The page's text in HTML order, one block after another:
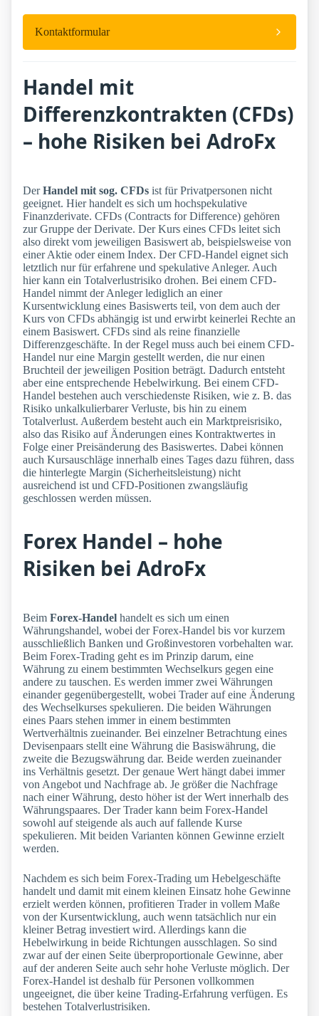
Kontaktformular
Handel mit
Differenzkontrakten (CFDs)
– hohe Risiken bei AdroFx
DerHandel mit sog. CFDs ist für Privatpersonen nicht
geeignet. Hier handelt es sich um hochspekulative
Finanzderivate. CFDs (Contracts for Difference) gehören
zur Gruppe der Derivate. Der Kurs eines CFDs leitet sich
also direkt vom jeweiligen Basiswert ab, beispielsweise von
einer Aktie oder einem Index. Der CFD-Handel eignet sich
letztlich nur für erfahrene und spekulative Anleger. Auch
hier kann ein Totalverlustrisiko drohen. Bei einem CFD-
Handel nimmt der Anleger lediglich an einer
Kursentwicklung eines Basiswerts teil, von dem auch der
Kurs von CFDs abhängig ist und erwirbt keinerlei Rechte an
einem Basiswert. CFDs sind als reine finanzielle
Differenzgeschäfte. In der Regel muss auch bei einem CFD-
Handel nur eine Margin gestellt werden, die nur einen
Bruchteil der jeweiligen Position beträgt. Dadurch entsteht
aber eine entsprechende Hebelwirkung. Bei einem CFD-
Handel bestehen auch verschiedenste Risiken, wie z. B. das
Risiko unkalkulierbarer Verluste, bis hin zu einem
Totalverlust. Außerdem besteht auch ein Marktpreisrisiko,
also das Risiko auf Änderungen eines Kontraktwertes in
Folge einer Preisänderung des Basiswertes. Dabei können
auch Kursauschläge innerhalb eines Tages dazu führen, dass
die hinterlegte Margin (Sicherheitsleistung) nicht
ausreichend ist und CFD-Positionen zwangsläufig
geschlossen werden müssen.
Forex Handel – hohe
Risiken bei AdroFx
Beim Forex-Handel handelt es sich um einen
Währungshandel, wobei der Forex-Handel bis vor kurzem
ausschließlich Banken und Großinvestoren vorbehalten war.
Beim Forex-Trading geht es im Prinzip darum, eine
Währung zu einem bestimmten Wechselkurs gegen eine
andere zu tauschen. Es werden immer zwei Währungen
einander gegenübergestellt, wobei Trader auf eine Änderung
des Wechselkurses spekulieren. Die beiden Währungen
eines Paars stehen immer in einem bestimmten
Wertverhältnis zueinander. Bei einzelner Betrachtung eines
Devisenpaars stellt eine Währung die Basiswährung, die
zweite die Bezugswährung dar. Beide werden zueinander
ins Verhältnis gesetzt. Der genaue Wert hängt dabei immer
von Angebot und Nachfrage ab. Je größer die Nachfrage
nach einer Währung, desto höher ist der Wert innerhalb des
Währungspaares. Der Trader kann beim Forex-Handel
sowohl auf steigende als auch auf fallende Kurse
spekulieren. Mit beiden Varianten können Gewinne erzielt
werden.
Nachdem es sich beim Forex-Trading um Hebelgeschäfte
handelt und damit mit einem kleinen Einsatz hohe Gewinne
erzielt werden können, profitieren Trader in vollem Maße
von der Kursentwicklung, auch wenn tatsächlich nur ein
kleiner Betrag investiert wird. Allerdings kann die
Hebelwirkung in beide Richtungen ausschlagen. So sind
zwar auf der einen Seite überproportionale Gewinne, aber
auf der anderen Seite auch sehr hohe Verluste möglich. Der
Forex-Handel ist deshalb für Personen vollkommen
ungeeignet, die über keine Trading-Erfahrung verfügen. Es
bestehen Totalverlustrisiken.